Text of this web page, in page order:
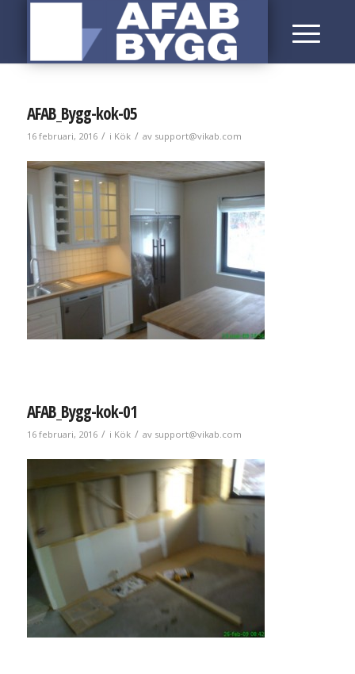
AFAB_Bygg-kok-05
16 februari, 2016 / i Kök / av support@vikab.com
AFAB_Bygg-kok-01
16 februari, 2016 / i Kök / av support@vikab.com